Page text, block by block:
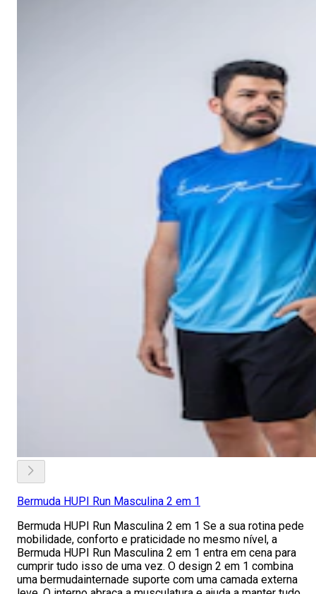
Bermuda HUPI Run Masculina 2 em 1
Bermuda HUPI Run Masculina 2 em 1 Se a sua rotina pede
mobilidade, conforto e praticidade no mesmo nível, a
Bermuda HUPI Run Masculina 2 em 1 entra em cena para
cumprir tudo isso de uma vez. O design 2 em 1 combina
uma bermudainternade suporte com uma camada externa